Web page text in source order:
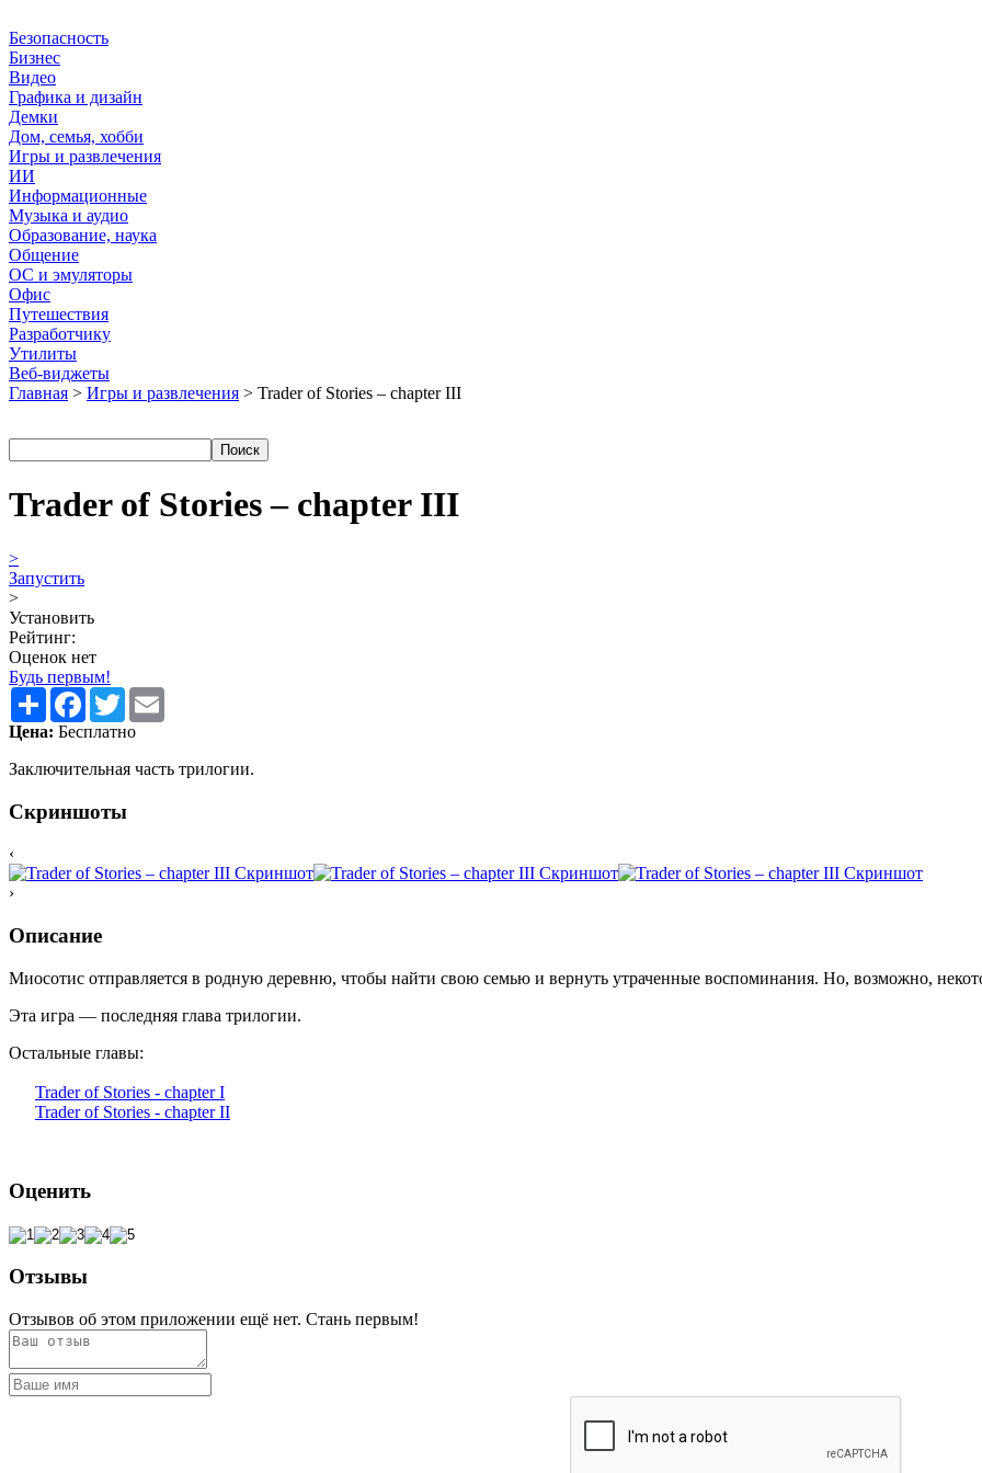
Безопасность
Бизнес
Видео
Графика и дизайн
Демки
Дом, семья, хобби
Игры и развлечения
ИИ
Информационные
Музыка и аудио
Образование, наука
Общение
ОС и эмуляторы
Офис
Путешествия
Разработчику
Утилиты
Веб-виджеты
Главная > Игры и развлечения > Trader of Stories – chapter III
Trader of Stories – chapter III
>
Запустить
>
Установить
Рейтинг:
Оценок нет
Будь первым!
Share Facebook
Twitter
Цена: Бесплатно
Заключительная часть трилогии.
Скриншоты
‹
›
Описание
Миосотис отправляется в родную деревню, чтобы найти свою семью и вернуть утраченные воспоминания. Но, возможно,
Эта игра — последняя глава трилогии.
Остальные главы:
Trader of Stories - chapter I
Trader of Stories - chapter II
Оценить
Отзывы
Отзывов об этом приложении ещё нет. Стань первым!